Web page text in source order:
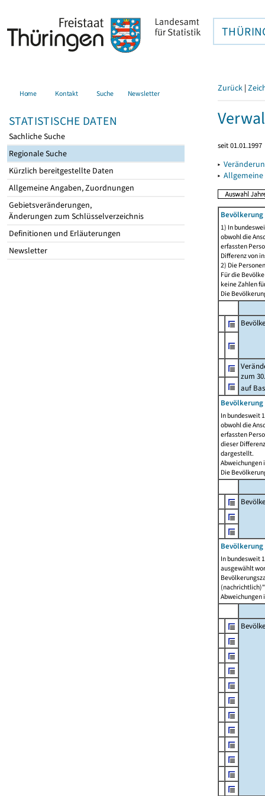
Home Kontakt Suche Newsletter
STATISTISCHE DATEN
Sachliche Suche
Regionale Suche
Kürzlich bereitgestellte Daten
Allgemeine Angaben, Zuordnungen
Gebietsveränderungen,
Änderungen zum Schlüsselverzeichnis
Definitionen und Erläuterungen
Newsletter
Zurück |
seit 01.01.1997
▸
▸
1) In
obwohl die
erfassten
Differenz von
2) Die
Für die
keine Zahlen
Die
zum
auf
Bevölkerung
In bundesweit
obwohl die
erfassten
dieser
dargestellt.
Abweichungen
Die
In bundesweit
ausgewählt
Abweichungen